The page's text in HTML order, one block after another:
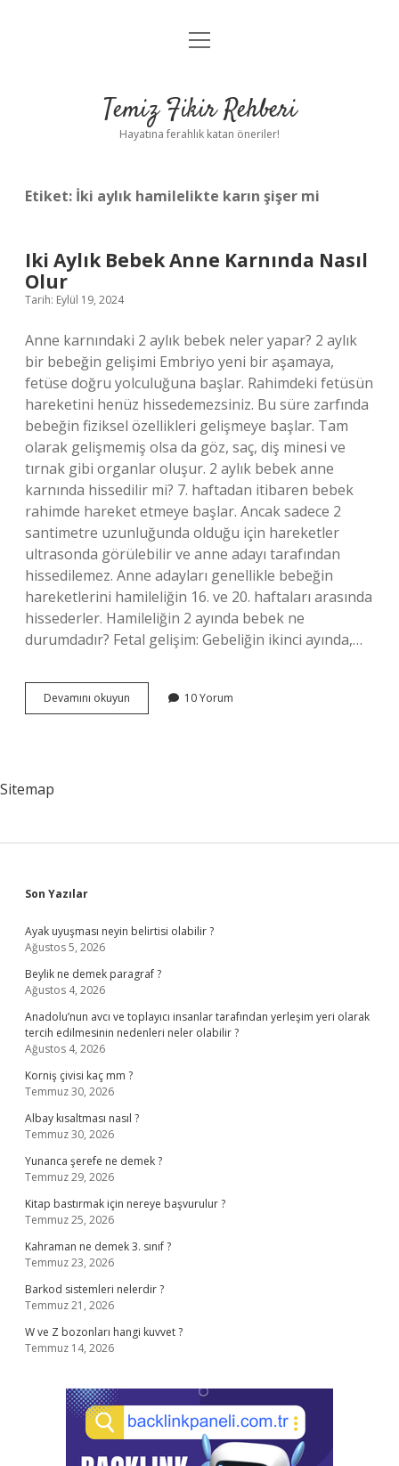
Anasayfa
Yasal Uyarı
menüyü
Temiz Fikir Rehberi
Hayatına ferahlık katan öneriler!
Etiket: İki aylık hamilelikte karın şişer mi
Iki Aylık Bebek Anne Karnında Nasıl
Olur
Tarih: Eylül 19, 2024
Anne karnındaki 2 aylık bebek neler yapar? 2 aylık
bir bebeğin gelişimi Embriyo yeni bir aşamaya,
fetüse doğru yolculuğuna başlar. Rahimdeki fetüsün
hareketini henüz hissedemezsiniz. Bu süre zarfında
bebeğin fiziksel özellikleri gelişmeye başlar. Tam
olarak gelişmemiş olsa da göz, saç, diş minesi ve
tırnak gibi organlar oluşur. 2 aylık bebek anne
karnında hissedilir mi? 7. haftadan itibaren bebek
rahimde hareket etmeye başlar. Ancak sadece 2
santimetre uzunluğunda olduğu için hareketler
ultrasonda görülebilir ve anne adayı tarafından
hissedilemez. Anne adayları genellikle bebeğin
hareketlerini hamileliğin 16. ve 20. haftaları arasında
hissederler. Hamileliğin 2 ayında bebek ne
durumdadır? Fetal gelişim: Gebeliğin ikinci ayında,…
Devamını okuyun
Aylık
10 Yorum
Sitemap
Sidebar
Son Yazılar
Ayak uyuşması neyin belirtisi olabilir ?
Ağustos 5, 2026
Beylik ne demek paragraf ?
Ağustos 4, 2026
Anadolu’nun avcı ve toplayıcı insanlar tarafından yerleşim yeri olarak
tercih edilmesinin nedenleri neler olabilir ?
Ağustos 4, 2026
Korniş çivisi kaç mm ?
Temmuz 30, 2026
Albay kısaltması nasıl ?
Temmuz 30, 2026
Yunanca şerefe ne demek ?
Temmuz 29, 2026
Kitap bastırmak için nereye başvurulur ?
Temmuz 25, 2026
Kahraman ne demek 3. sınıf ?
Temmuz 23, 2026
Barkod sistemleri nelerdir ?
Temmuz 21, 2026
W ve Z bozonları hangi kuvvet ?
Temmuz 14, 2026